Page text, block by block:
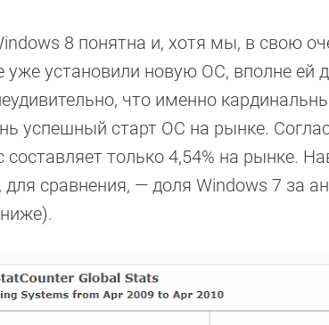
8 понятна и, хотя мы, в свою
установили новую ОС, вполне ей
что именно
успешный старт ОС на рынке.
только 4,54% на рынке.
сравнения, — доля Windows 7 за